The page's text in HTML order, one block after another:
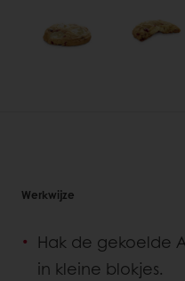
Werkwijze
Hak de gekoelde
in kleine blokjes.